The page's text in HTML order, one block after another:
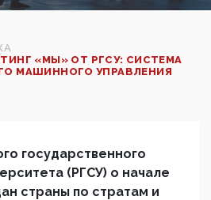
«МЫ» ОТ РГСУ: СИСТЕМА
МАШИННОГО УПРАВЛЕНИЯ
государственного
(РГСУ) о начале
страны по стратам и